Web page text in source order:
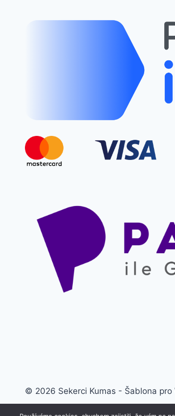
© 2026 Sekerci Kumas - Šablona pro